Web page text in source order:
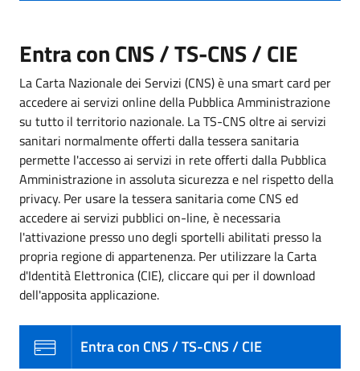
Entra con CNS / TS-CNS / CIE
La Carta Nazionale dei Servizi (CNS) è una smart card per
accedere ai servizi online della Pubblica Amministrazione
su tutto il territorio nazionale. La TS-CNS oltre ai servizi
sanitari normalmente offerti dalla tessera sanitaria
permette l'accesso ai servizi in rete offerti dalla Pubblica
Amministrazione in assoluta sicurezza e nel rispetto della
privacy. Per usare la tessera sanitaria come CNS ed
accedere ai servizi pubblici on-line, è necessaria
l'attivazione presso uno degli sportelli abilitati presso la
propria regione di appartenenza. Per utilizzare la Carta
d'Identità Elettronica (CIE), cliccare qui per il download
dell'apposita applicazione.
Entra con CNS / TS-CNS / CIE